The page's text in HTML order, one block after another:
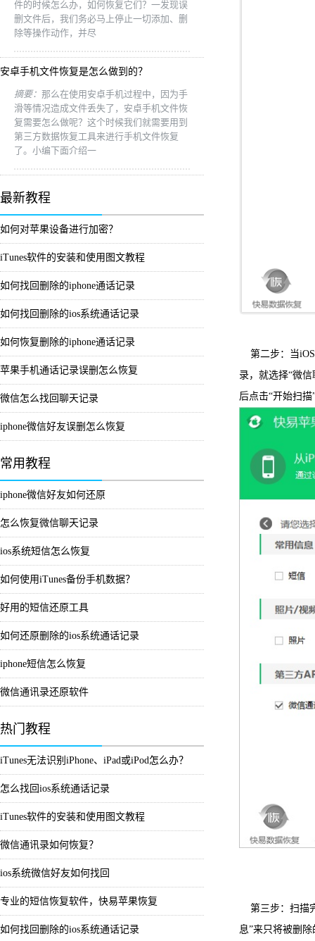
件的时候怎么办，如何恢复它们？一发现误
删文件后，我们务必马上停止一切添加、删
除等操作动作，并尽
安卓手机文件恢复是怎么做到的？
摘要： 那么在使用安卓手机过程中，因为手
滑等情况造成文件丢失了，安卓手机文件恢
复需要怎么做呢？这个时候我们就需要用到
第三方数据恢复工具来进行手机文件恢复
了。小编下面介绍一
最新教程
如何对苹果设备进行加密？
iTunes软件的安装和使用图文教程
如何找回删除的iphone通话记录
如何找回删除的ios系统通话记录
如何恢复删除的iphone通话记录
苹果手机通话记录误删怎么恢复
微信怎么找回聊天记录
iphone微信好友误删怎么恢复
常用教程
iphone微信好友如何还原
怎么恢复微信聊天记录
ios系统短信怎么恢复
如何使用iTunes备份手机数据？
好用的短信还原工具
如何还原删除的ios系统通话记录
iphone短信怎么恢复
微信通讯录还原软件
热门教程
iTunes无法识别iPhone、iPad或iPod怎么办？
怎么找回ios系统通话记录
iTunes软件的安装和使用图文教程
微信通讯录如何恢复？
ios系统微信好友如何找回
专业的短信恢复软件，快易苹果恢复
如何找回删除的ios系统通话记录
第二步：当iOS
录，就选择“微
后点击“开始扫
第三步：扫描
息”来只将被删